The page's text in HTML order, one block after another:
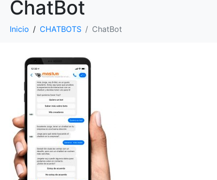
ChatBot
Inicio CHATBOTS ChatBot